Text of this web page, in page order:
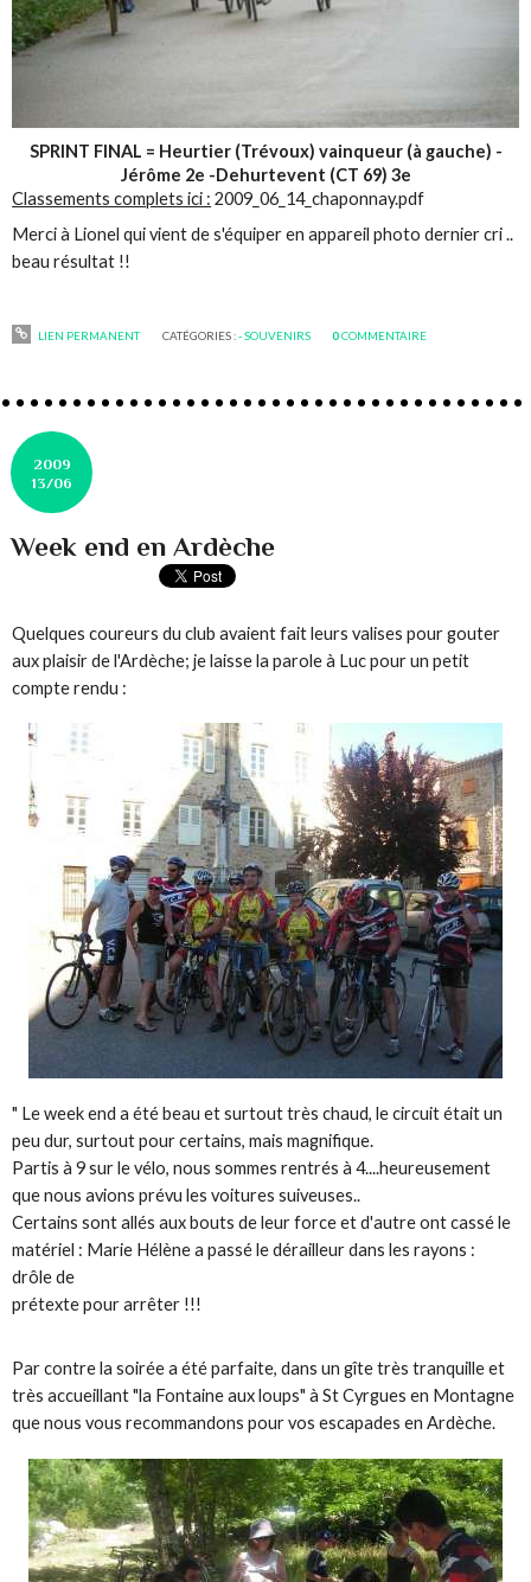
SPRINT FINAL = Heurtier (Trévoux) vainqueur (à gauche) -
Jérôme 2e -Dehurtevent (CT 69) 3e
Classements complets ici : 2009_06_14_chaponnay.pdf
Merci à Lionel qui vient de s'équiper en appareil photo dernier cri ..
beau résultat !!
LIEN PERMANENT CATÉGORIES :- SOUVENIRS 0COMMENTAIRE
2009
13/06
Week end en Ardèche
Quelques coureurs du club avaient fait leurs valises pour gouter
aux plaisir de l'Ardèche; je laisse la parole à Luc pour un petit
compte rendu :
" Le week end a été beau et surtout très chaud, le circuit était un
peu dur, surtout pour certains, mais magnifique.
Partis à 9 sur le vélo, nous sommes rentrés à 4....heureusement
que nous avions prévu les voitures suiveuses..
Certains sont allés aux bouts de leur force et d'autre ont cassé le
matériel : Marie Hélène a passé le dérailleur dans les rayons :
drôle de
prétexte pour arrêter !!!
Par contre la soirée a été parfaite, dans un gîte très tranquille et
très accueillant "la Fontaine aux loups" à St Cyrgues en Montagne
que nous vous recommandons pour vos escapades en Ardèche.